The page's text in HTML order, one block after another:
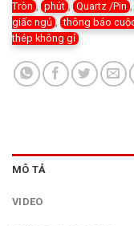
Tròn
phút Quartz /Pin
giấc ngủ
thông báo
thép không gỉ
MÔ TẢ
VIDEO